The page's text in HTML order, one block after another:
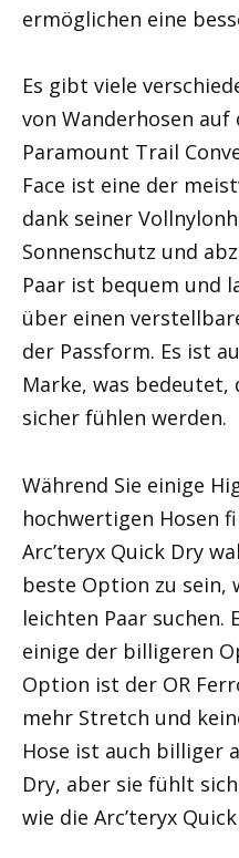
ermöglichen eine
Es gibt viele
von Wanderhosen auf
Paramount Trail
Face ist eine der
dank seiner
Sonnenschutz und
Paar ist bequem und
über einen
der Passform. Es ist
Marke, was bedeutet,
sicher fühlen werden.
Während Sie einige
hochwertigen Hosen
Arc’teryx Quick Dry
beste Option zu sein,
leichten Paar suchen.
einige der billigeren
Option ist der OR
mehr Stretch und
Hose ist auch billiger
Dry, aber sie fühlt
wie die Arc’teryx